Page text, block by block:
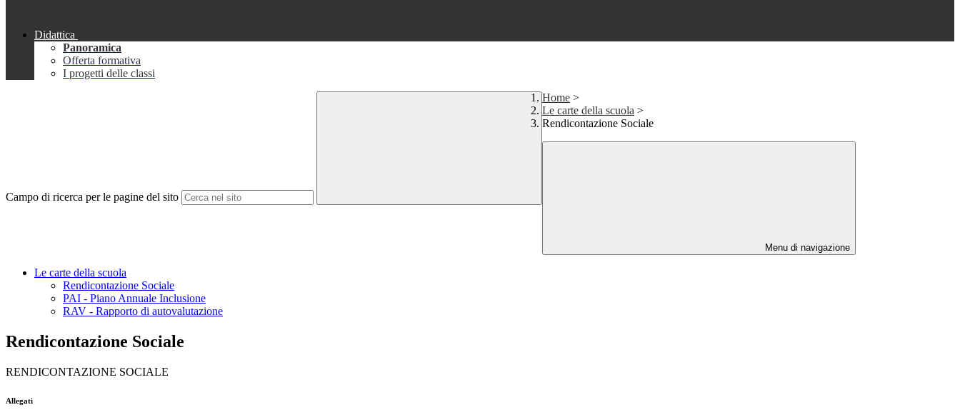
Didattica
Panoramica
Offerta formativa
I progetti delle classi
Campo di ricerca per le pagine del sito
Home >
Le carte della scuola >
Rendicontazione Sociale
Menu di navigazione
Le carte della scuola
Rendicontazione Sociale
PAI - Piano Annuale Inclusione
RAV - Rapporto di autovalutazione
Rendicontazione Sociale
RENDICONTAZIONE SOCIALE
Allegati